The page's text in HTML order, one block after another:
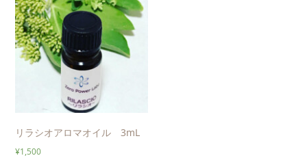
リラシオアロマオイル 3mL
¥1,500